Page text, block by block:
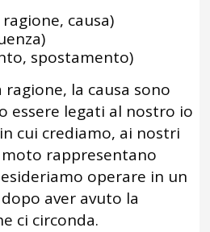
ragione, causa)
spostamento)
la causa sono
essere legati al nostro io
cui crediamo, ai nostri
moto rappresentano
operare in un
aver avuto la
ci circonda.